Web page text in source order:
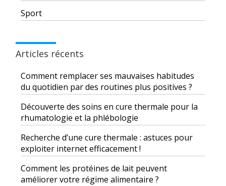
Sport
Articles récents
Comment remplacer ses mauvaises habitudes
du quotidien par des routines plus positives ?
Découverte des soins en cure thermale pour la
rhumatologie et la phlébologie
Recherche d’une cure thermale : astuces pour
exploiter internet efficacement !
Comment les protéines de lait peuvent
améliorer votre régime alimentaire ?